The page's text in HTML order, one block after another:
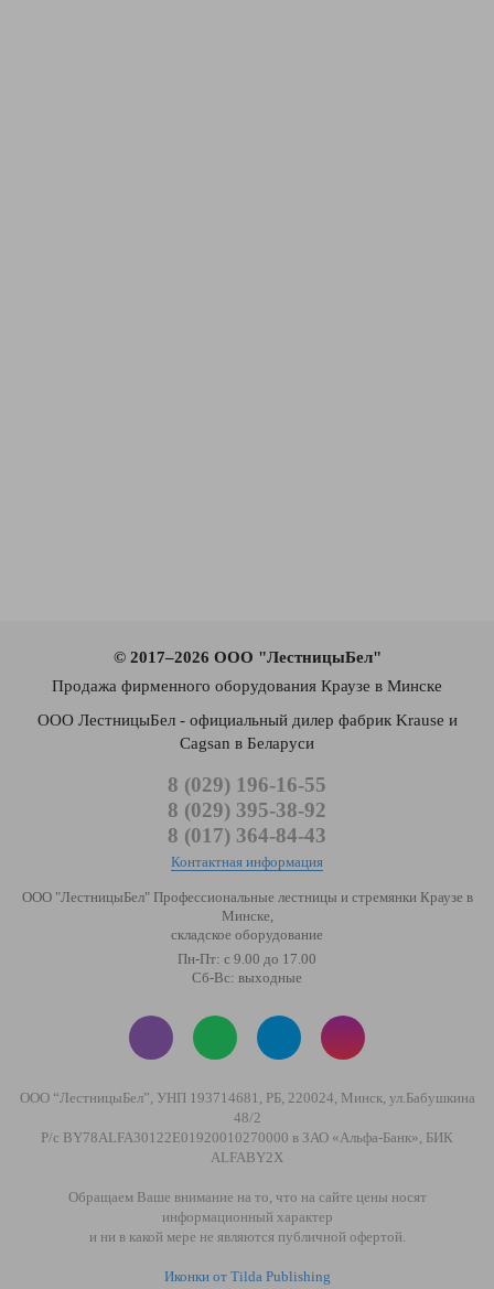
© 2017–2026 ООО "ЛестницыБел"
Продажа фирменного оборудования Краузе в Минске
ООО ЛестницыБел - официальный дилер фабрик Krause и
Cagsan в Беларуси
8 (029) 196-16-55
8 (029) 395-38-92
8 (017) 364-84-43
Контактная информация
ООО "ЛестницыБел" Профессиональные лестницы и стремянки Краузе в
Минске,
складское оборудование
Пн-Пт: с 9.00 до 17.00
Сб-Вс: выходные
ООО “ЛестницыБел”, УНП 193714681, РБ, 220024, Минск, ул.Бабушкина
48/2
Р/с BY78ALFA30122E01920010270000 в ЗАО «Альфа-Банк», БИК
ALFABY2X
Обращаем Ваше внимание на то, что на сайте цены носят
информационный характер
и ни в какой мере не являются публичной офертой.
Иконки от Tilda Publishing